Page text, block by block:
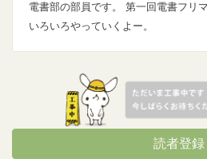
電書部の部員です。 第一回電書フリ
いろいろやっていくよー。
読者登録